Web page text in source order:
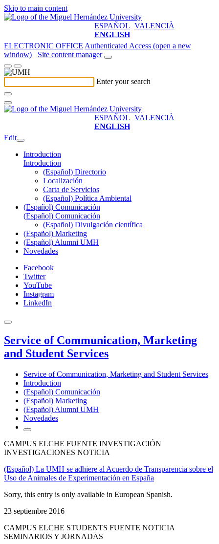
Skip to main content
ESPAÑOL VALENCIÀ
ENGLISH
ELECTRONIC OFFICE Authenticated Access (open a new
window)
Site content manager
Enter your search
ESPAÑOL VALENCIÀ
ENGLISH
Edit
Introduction
Introduction
(Español) Directorio
Localización
Carta de Servicios
(Español) Política Ambiental
(Español) Comunicación
(Español) Comunicación
(Español) Divulgación científica
(Español) Marketing
(Español) Alumni UMH
Novedades
Facebook
Twitter
YouTube
Instagram
LinkedIn
Service of Communication, Marketing
and Student Services
Service of Communication, Marketing and Student Services
Introduction
(Español) Comunicación
(Español) Marketing
(Español) Alumni UMH
Novedades
CAMPUS ELCHE FUENTE INVESTIGACIÓN
INVESTIGACIONES NOTICIA
(Español) La UMH se adhiere al Acuerdo de Transparencia sobre el
Uso de Animales de Experimentación en España
Sorry, this entry is only available in European Spanish.
23 septiembre 2016
CAMPUS ELCHE STUDENTS FUENTE NOTICIA
SEMINARIOS Y JORNADAS